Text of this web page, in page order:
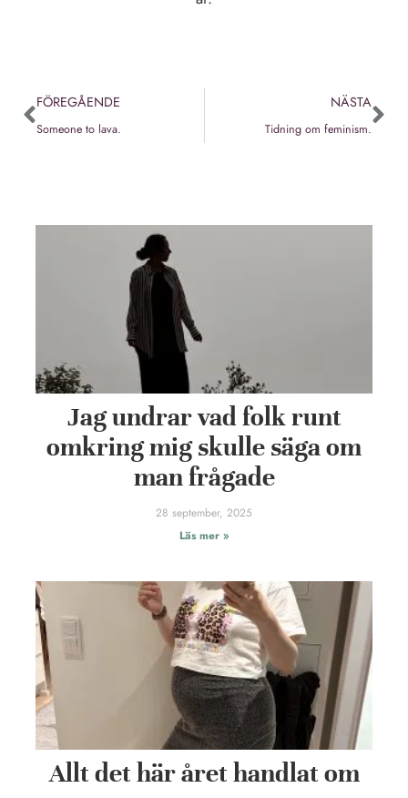
FÖREGÅENDE
Someone to lava.
NÄSTA
Tidning om feminism.
Jag undrar vad folk runt
omkring mig skulle säga om
man frågade
28 september, 2025
Läs mer »
Allt det här året handlat om